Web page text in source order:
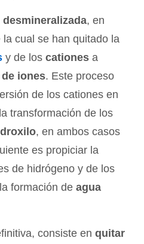
, en
cual se han quitado la
y de los cationes a
iones. Este proceso
de los cationes en
transformación de los
, en ambos casos
es propiciar la
de hidrógeno y de los
formación de agua
consiste en quitar